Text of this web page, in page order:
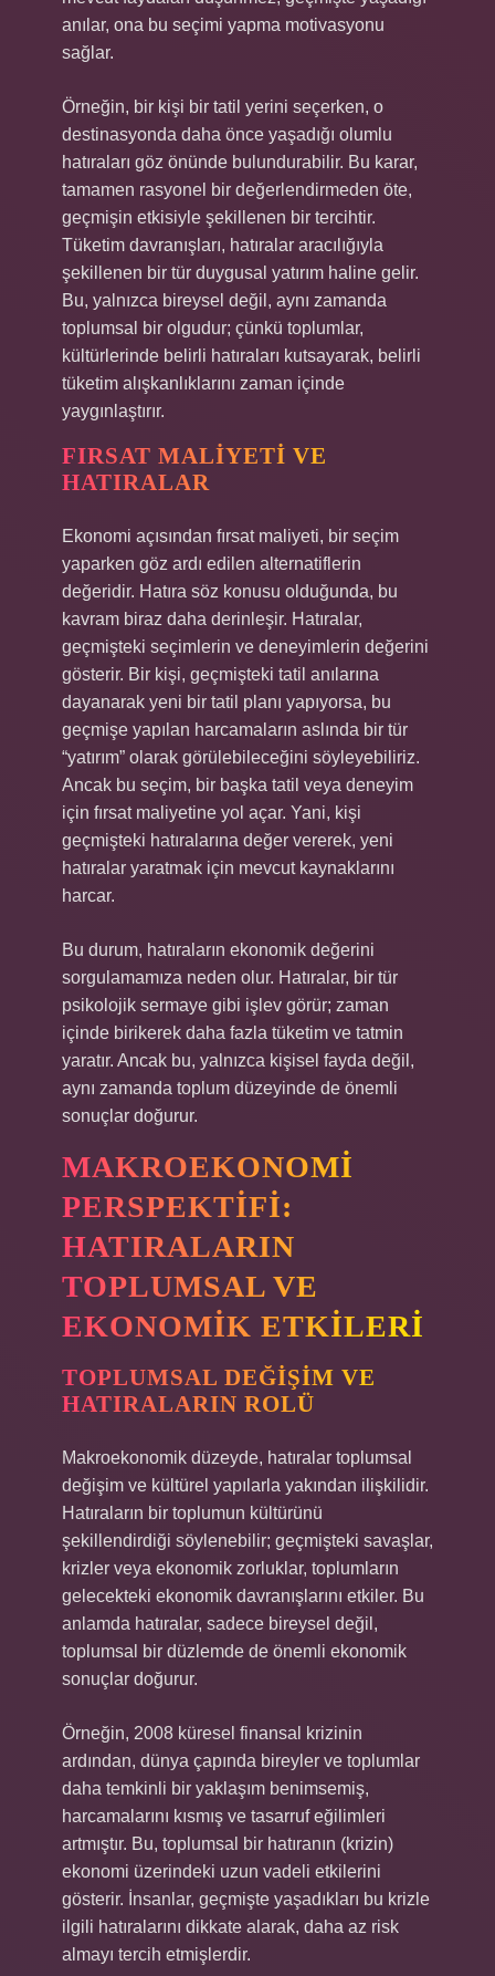
anılar, ona bu seçimi yapma motivasyonu
sağlar.
Örneğin, bir kişi bir tatil yerini seçerken, o
destinasyonda daha önce yaşadığı olumlu
hatıraları göz önünde bulundurabilir. Bu karar,
tamamen rasyonel bir değerlendirmeden öte,
geçmişin etkisiyle şekillenen bir tercihtir.
Tüketim davranışları, hatıralar aracılığıyla
şekillenen bir tür duygusal yatırım haline gelir.
Bu, yalnızca bireysel değil, aynı zamanda
toplumsal bir olgudur; çünkü toplumlar,
kültürlerinde belirli hatıraları kutsayarak, belirli
tüketim alışkanlıklarını zaman içinde
yaygınlaştırır.
FIRSAT MALIYETI VE
HATIRALAR
Ekonomi açısından fırsat maliyeti, bir seçim
yaparken göz ardı edilen alternatiflerin
değeridir. Hatıra söz konusu olduğunda, bu
kavram biraz daha derinleşir. Hatıralar,
geçmişteki seçimlerin ve deneyimlerin değerini
gösterir. Bir kişi, geçmişteki tatil anılarına
dayanarak yeni bir tatil planı yapıyorsa, bu
geçmişe yapılan harcamaların aslında bir tür
“yatırım” olarak görülebileceğini söyleyebiliriz.
Ancak bu seçim, bir başka tatil veya deneyim
için fırsat maliyetine yol açar. Yani, kişi
geçmişteki hatıralarına değer vererek, yeni
hatıralar yaratmak için mevcut kaynaklarını
harcar.
Bu durum, hatıraların ekonomik değerini
sorgulamamıza neden olur. Hatıralar, bir tür
psikolojik sermaye gibi işlev görür; zaman
içinde birikerek daha fazla tüketim ve tatmin
yaratır. Ancak bu, yalnızca kişisel fayda değil,
aynı zamanda toplum düzeyinde de önemli
sonuçlar doğurur.
MAKROEKONOMI
PERSPEKTIFI:
HATIRALARIN
TOPLUMSAL VE
EKONOMIK ETKILERI
TOPLUMSAL DEĞIŞIM VE
HATIRALARIN ROLÜ
Makroekonomik düzeyde, hatıralar toplumsal
değişim ve kültürel yapılarla yakından ilişkilidir.
Hatıraların bir toplumun kültürünü
şekillendirdiği söylenebilir; geçmişteki savaşlar,
krizler veya ekonomik zorluklar, toplumların
gelecekteki ekonomik davranışlarını etkiler. Bu
anlamda hatıralar, sadece bireysel değil,
toplumsal bir düzlemde de önemli ekonomik
sonuçlar doğurur.
Örneğin, 2008 küresel finansal krizinin
ardından, dünya çapında bireyler ve toplumlar
daha temkinli bir yaklaşım benimsemiş,
harcamalarını kısmış ve tasarruf eğilimleri
artmıştır. Bu, toplumsal bir hatıranın (krizin)
ekonomi üzerindeki uzun vadeli etkilerini
gösterir. İnsanlar, geçmişte yaşadıkları bu krizle
ilgili hatıralarını dikkate alarak, daha az risk
almayı tercih etmişlerdir.